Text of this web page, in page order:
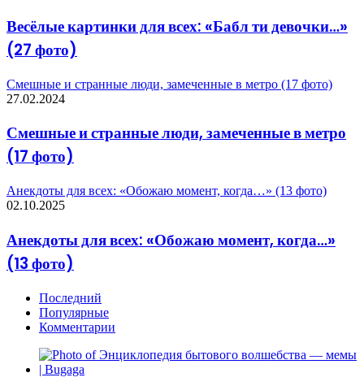
Весёлые картинки для всех: «Бабл ти девочки…»
(27 фото)
Смешные и странные люди, замеченные в метро (17 фото)
27.02.2024
Смешные и странные люди, замеченные в метро
(17 фото)
Анекдоты для всех: «Обожаю момент, когда…» (13 фото)
02.10.2025
Анекдоты для всех: «Обожаю момент, когда…»
(13 фото)
Последний
Популярные
Комментарии